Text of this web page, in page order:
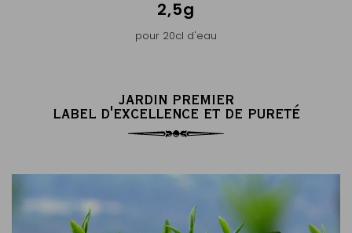
2,5g
pour 20cl d'eau
JARDIN PREMIER
LABEL D'EXCELLENCE ET DE PURETÉ